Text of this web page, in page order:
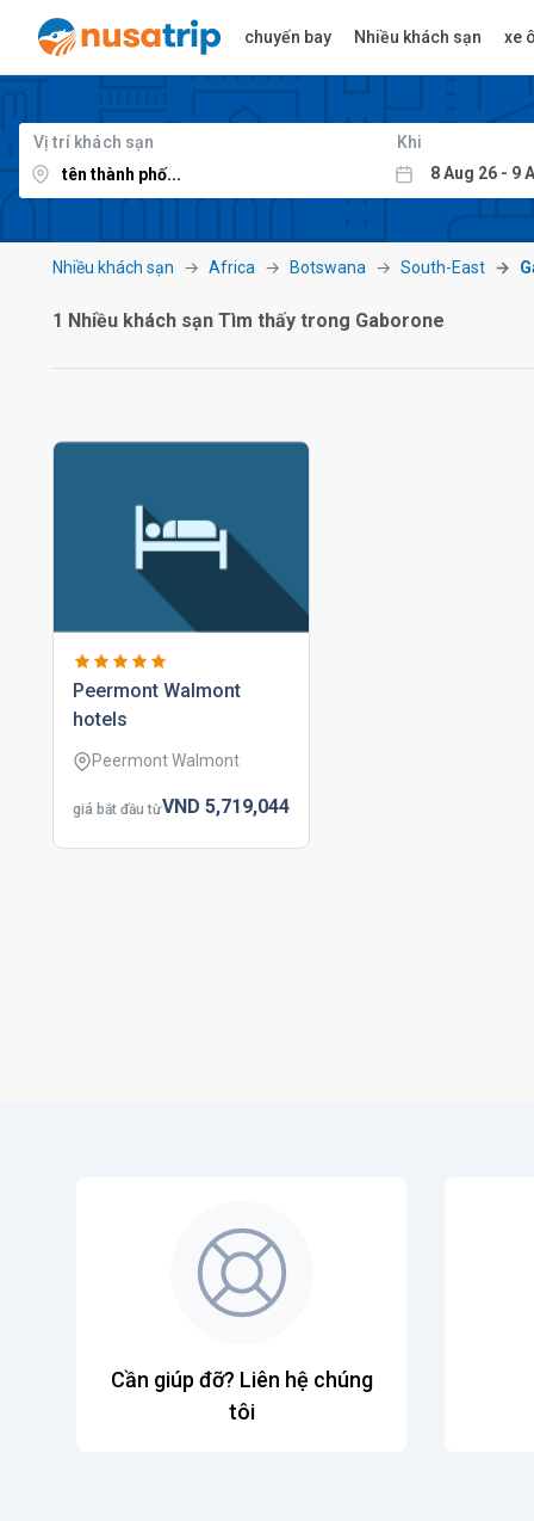
chuyến bay Nhiều khách sạn xe
Vị trí khách sạn Khi
Nhiều khách sạn Africa Botswana South-East
1 Nhiều khách sạn Tìm thấy trong Gaborone
peermont walmont
hotels
Peermont Walmont
giá bắt đầu từVND 5,719,044
Cần giúp đỡ? Liên hệ chúng
tôi